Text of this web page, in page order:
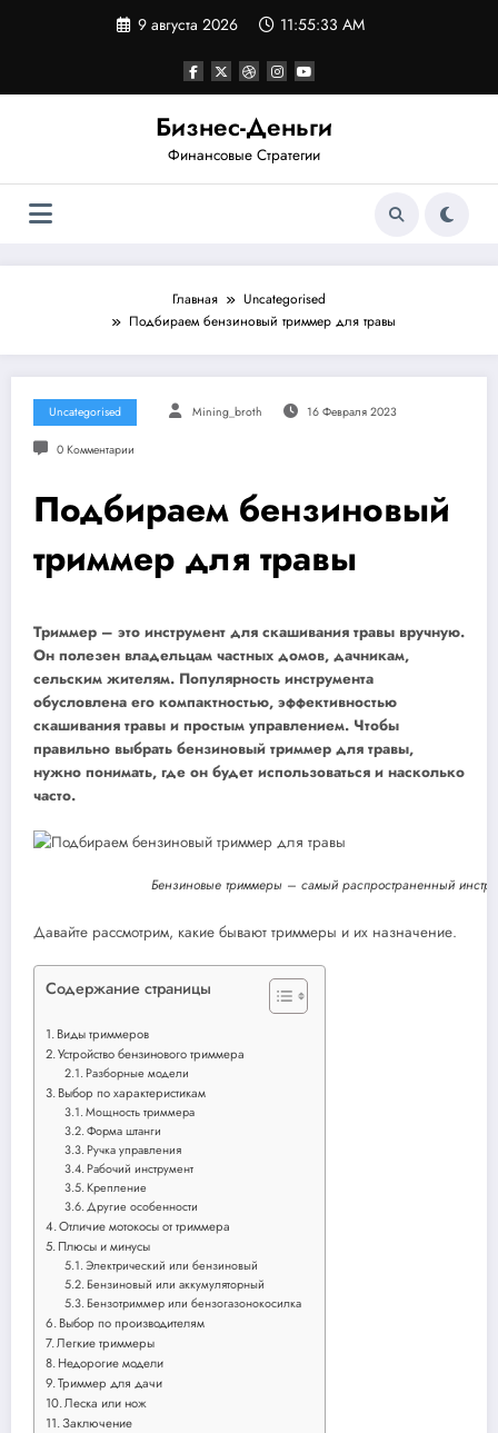
9 августа 2026 11:55:34 AM
Бизнес-Деньги
Финансовые Стратегии
Главная
Uncategorised
Подбираем бензиновый триммер для травы
Uncategorised Mining_broth 16 Февраля 2023
0 Комментарии
Подбираем бензиновый
триммер для травы
Триммер – это инструмент для скашивания травы вручную.
Он полезен владельцам частных домов, дачникам,
сельским жителям. Популярность инструмента
обусловлена его компактностью, эффективностью
скашивания травы и простым управлением. Чтобы
правильно выбрать бензиновый триммер для травы,
нужно понимать, где он будет использоваться и насколько
часто.
Бензиновые триммеры – самый распространенный
Давайте рассмотрим, какие бывают триммеры и их назначение.
Содержание страницы
Виды триммеров
Устройство бензинового триммера
Разборные модели
Выбор по характеристикам
Мощность триммера
Форма штанги
Ручка управления
Рабочий инструмент
Крепление
Другие особенности
Отличие мотокосы от триммера
Плюсы и минусы
Электрический или бензиновый
Бензиновый или аккумуляторный
Бензотриммер или бензогазонокосилка
Выбор по производителям
Легкие триммеры
Недорогие модели
Триммер для дачи
Леска или нож
Заключение